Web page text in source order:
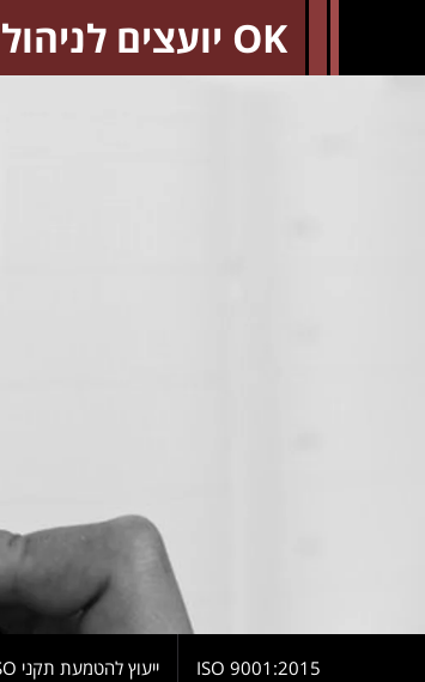
OK יועצים לניהול
9001:2015 ISO ייעוץ להטמעת תקני ISO